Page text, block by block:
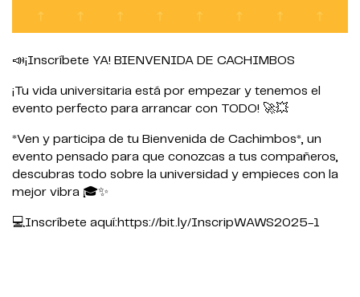
📣¡Inscríbete YA! BIENVENIDA DE CACHIMBOS
¡Tu vida universitaria está por empezar y tenemos el
evento perfecto para arrancar con TODO! 🚀💥
*Ven y participa de tu Bienvenida de Cachimbos*, un
evento pensado para que conozcas a tus compañeros,
descubras todo sobre la universidad y empieces con la
mejor vibra 🎓✨
💻Inscríbete aquí:https://bit.ly/InscripWAWS2025-1